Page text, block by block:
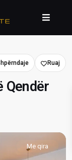
Qendër
Me qira